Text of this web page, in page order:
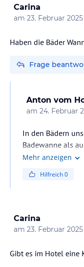
Carina
am 23. Februar 2025
Haben die Bäder
Frage
Anton vom
am 24. Februar
In den Bädern
Badewanne als
Mehr anzeigen
Hilfreich0
Carina
am 23. Februar 2025
Gibt es im Hotel eine